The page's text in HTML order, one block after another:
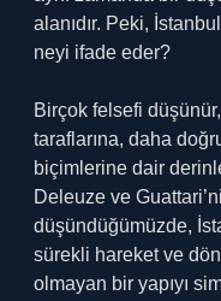
alanıdır. Peki,
neyi ifade eder?
Birçok felsefi
taraflarına, daha
biçimlerine dair
Deleuze ve
düşündüğümüzde,
sürekli hareket ve
olmayan bir yapıyı